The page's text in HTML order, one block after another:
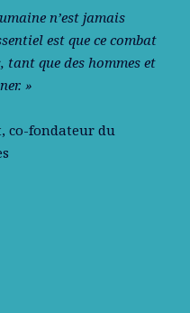
n’est jamais
est que ce combat
que des hommes et
»
co-fondateur du